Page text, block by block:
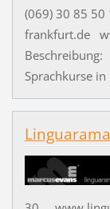
(069) 30 85 50
frankfurt.de
Beschreibung:
Sprachkurse